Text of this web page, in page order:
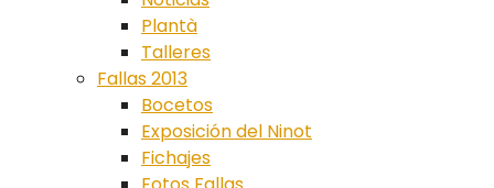
Plantà
Talleres
Fallas 2013
Bocetos
Exposición del Ninot
Fichajes